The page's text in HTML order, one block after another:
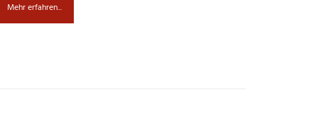
Mehr erfahren...